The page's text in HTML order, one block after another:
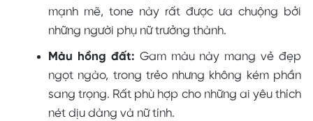
mạnh mẽ, tone này rất được ưa chuộng bởi
những người phụ nữ trưởng thành.
Màu hồng đất: Gam màu này mang vẻ đẹp
ngọt ngào, trong trẻo nhưng không kém phần
sang trọng. Rất phù hợp cho những ai yêu thích
nét dịu dàng và nữ tính.